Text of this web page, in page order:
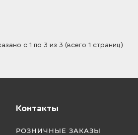
с 1 по 3 из 3 (всего 1 страниц)
Контакты
РОЗНИЧНЫЕ ЗАКАЗЫ